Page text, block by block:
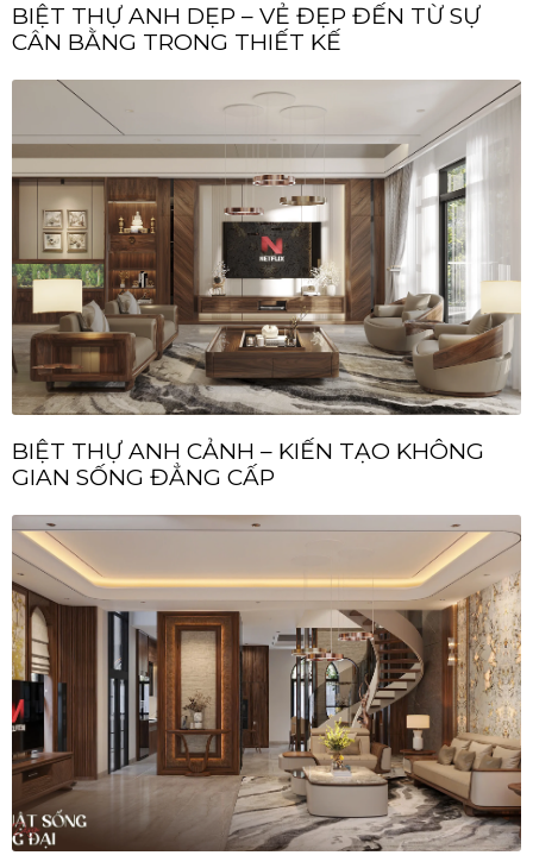
BIỆT THỰ ANH DẸP – VẺ ĐẸP ĐẾN TỪ SỰ
CÂN BẰNG TRONG THIẾT KẾ
BIỆT THỰ ANH CẢNH – KIẾN TẠO KHÔNG
GIAN SỐNG ĐẲNG CẤP